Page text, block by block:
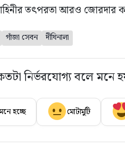
তৎপরতা আরও জোরদার
গাঁজা সেবন দীঘিনালা
নির্ভরযোগ্য বলে মনে
হচ্ছে মোটামুটি